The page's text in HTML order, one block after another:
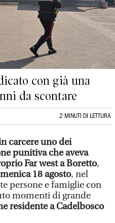
con già una
da scontare
2 MINUTI DI LETTURA
carcere uno dei
punitiva che aveva
Far west a Boretto,
18 agosto, nel
persone e famiglie con
momenti di grande
residente a Cadelbosco